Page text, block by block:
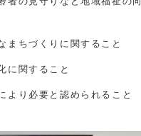
まちづくりに関すること
に関すること
より必要と認められること